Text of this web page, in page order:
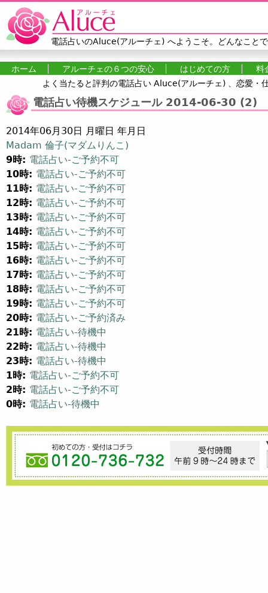
Jump to navigation
電話占いのAluce(アルーチェ) へようこそ。どんなこと
メインメニュー
ホーム アルーチェの６つの安心 はじめての方
料
よく当たると評判の電話占い Aluce(アルーチェ) 、恋愛・
電話占い待機スケジュール 2014-06-30 (2)
2014年06月30日 月曜日 年月日
Madam 倫子(マダムりんこ)
9時: 電話占い-ご予約不可
10時: 電話占い-ご予約不可
11時: 電話占い-ご予約不可
12時: 電話占い-ご予約不可
13時: 電話占い-ご予約不可
14時: 電話占い-ご予約不可
15時: 電話占い-ご予約不可
16時: 電話占い-ご予約不可
17時: 電話占い-ご予約不可
18時: 電話占い-ご予約不可
19時: 電話占い-ご予約不可
20時: 電話占い-ご予約済み
21時: 電話占い-待機中
22時: 電話占い-待機中
23時: 電話占い-待機中
1時: 電話占い-ご予約不可
2時: 電話占い-ご予約不可
0時: 電話占い-待機中